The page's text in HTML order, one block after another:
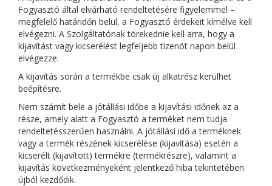
Fogyasztó által elvárható rendeltetésére figyelemmel –
megfelelő határidőn belül, a Fogyasztó érdekeit kímélve kell
elvégezni. A Szolgáltatónak törekednie kell arra, hogy a
kijavítást vagy kicserélést legfeljebb tizenöt napon belül
elvégezze.
A kijavítás során a termékbe csak új alkatrész kerülhet
beépítésre.
Nem számít bele a jótállási időbe a kijavítási időnek az a
része, amely alatt a Fogyasztó a terméket nem tudja
rendeltetésszerűen használni. A jótállási idő a terméknek
vagy a termék részének kicserélése (kijavítása) esetén a
kicserélt (kijavított) termékre (termékrészre), valamint a
kijavítás következményeként jelentkező hiba tekintetében
újból kezdődik.